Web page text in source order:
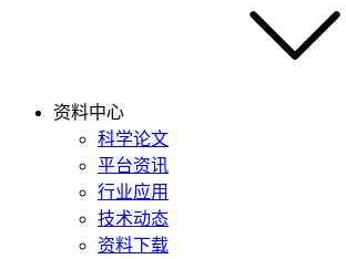
资料中心
科学论文
平台资讯
行业应用
技术动态
资料下载